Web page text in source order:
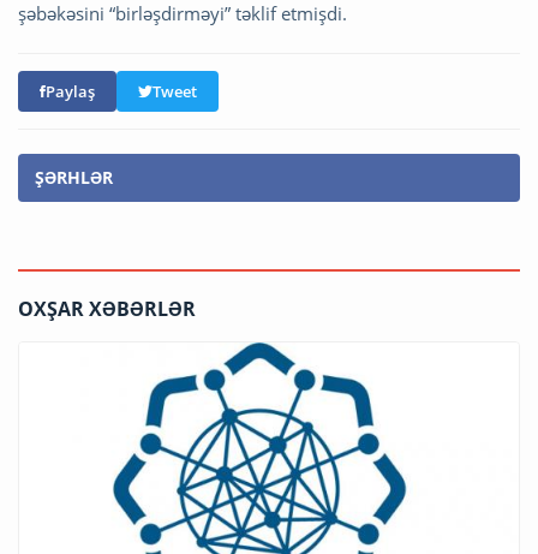
şəbəkəsini “birləşdirməyi” təklif etmişdi.
Paylaş Tweet
ŞƏRHLƏR
OXŞAR XƏBƏRLƏR